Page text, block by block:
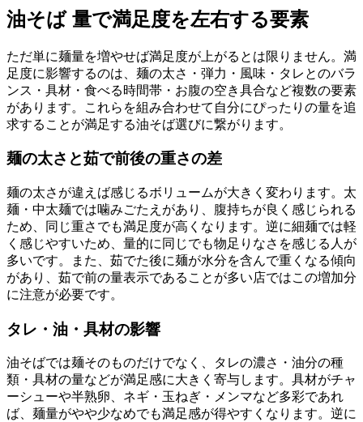
油そば 量で満足度を左右する要素
ただ単に麺量を増やせば満足度が上がるとは限りません。満
足度に影響するのは、麺の太さ・弾力・風味・タレとのバラ
ンス・具材・食べる時間帯・お腹の空き具合など複数の要素
があります。これらを組み合わせて自分にぴったりの量を追
求することが満足する油そば選びに繋がります。
麺の太さと茹で前後の重さの差
麺の太さが違えば感じるボリュームが大きく変わります。太
麺・中太麺では噛みごたえがあり、腹持ちが良く感じられる
ため、同じ重さでも満足度が高くなります。逆に細麺では軽
く感じやすいため、量的に同じでも物足りなさを感じる人が
多いです。また、茹でた後に麺が水分を含んで重くなる傾向
があり、茹で前の量表示であることが多い店ではこの増加分
に注意が必要です。
タレ・油・具材の影響
油そばでは麺そのものだけでなく、タレの濃さ・油分の種
類・具材の量などが満足感に大きく寄与します。具材がチャ
ーシューや半熟卵、ネギ・玉ねぎ・メンマなど多彩であれ
ば、麺量がやや少なめでも満足感が得やすくなります。逆に